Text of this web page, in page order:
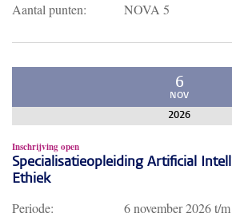
Aantal punten:
NOVA 5
6
NOV
2026
Inschrijving open
Specialisatieopleiding Artificial
Ethiek
Periode: 6 november 2026t/m